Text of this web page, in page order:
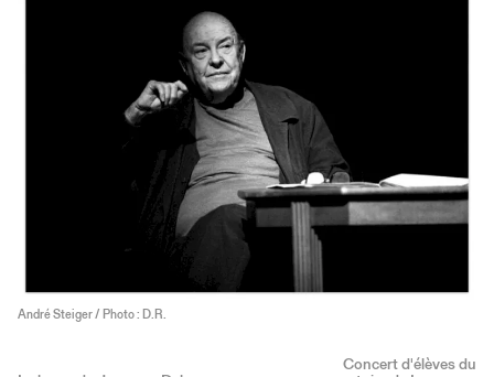
André Steiger / Photo : D.R.
Concert d'élèves du